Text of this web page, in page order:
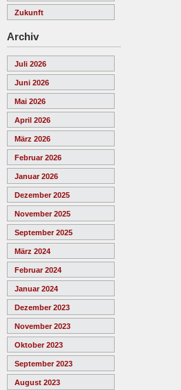
Zukunft
Archiv
Juli 2026
Juni 2026
Mai 2026
April 2026
März 2026
Februar 2026
Januar 2026
Dezember 2025
November 2025
September 2025
März 2024
Februar 2024
Januar 2024
Dezember 2023
November 2023
Oktober 2023
September 2023
August 2023